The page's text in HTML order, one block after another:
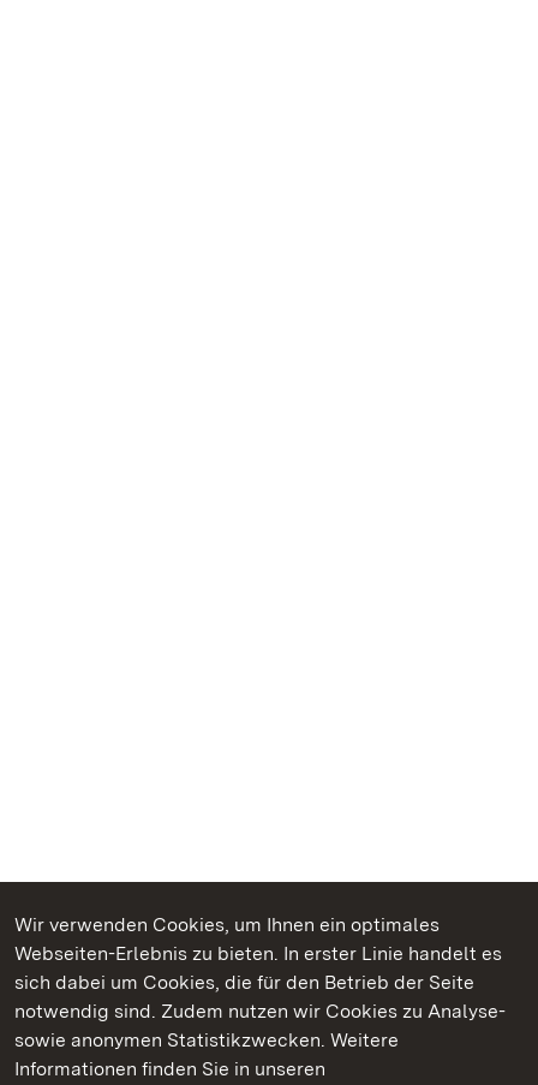
Wir verwenden Cookies, um Ihnen ein optimales
Webseiten-Erlebnis zu bieten. In erster Linie handelt es
sich dabei um Cookies, die für den Betrieb der Seite
notwendig sind. Zudem nutzen wir Cookies zu Analyse-
sowie anonymen Statistikzwecken. Weitere
Informationen finden Sie in unseren
Kommen. Staunen. Genießen.